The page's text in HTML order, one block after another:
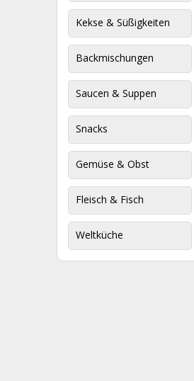
Kekse & Süßigkeiten
Backmischungen
Saucen & Suppen
Snacks
Gemüse & Obst
Fleisch & Fisch
Weltküche